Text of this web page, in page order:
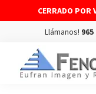
CERRADO POR
Llámanos! 965